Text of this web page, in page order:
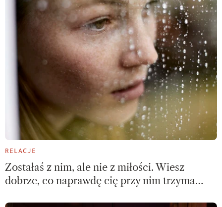
RELACJE
​Zostałaś z nim, ale nie z miłości. Wiesz
dobrze, co naprawdę cię przy nim trzyma…